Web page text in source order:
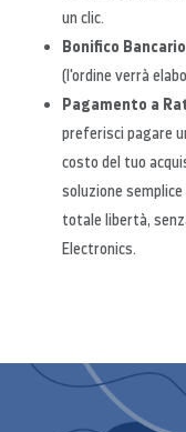
un clic.
Bonifico Bancario
(l'ordine verrà
Pagamento a
preferisci pagare
costo del tuo
soluzione
totale libertà,
Electronics.